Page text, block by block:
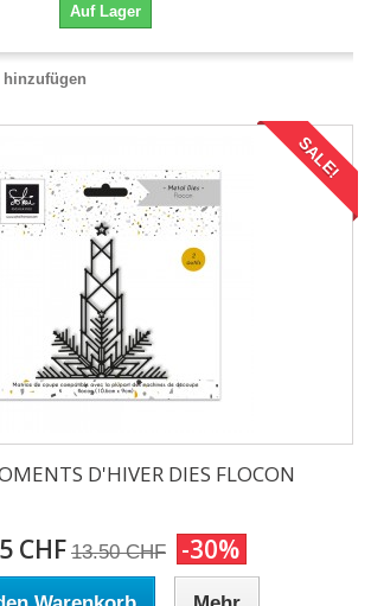
Auf Lager
SALE!
D'HIVER DIES FLOCON
CHF 13.50 CHF -30%